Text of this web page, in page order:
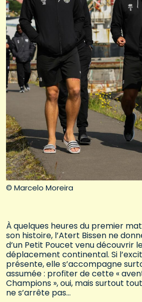
© Marcelo Moreira
À quelques heures du premier
son histoire, l’Atert Bissen ne
d’un Petit Poucet venu découvrir
déplacement continental. Si
présente, elle s’accompagne
assumée : profiter de cette «
Champions », oui, mais surtout
ne s’arrête pas…